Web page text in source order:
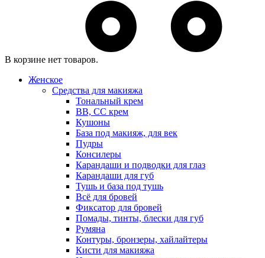
В корзине нет товаров.
Женское
Средства для макияжа
Тональный крем
BB, CC крем
Кушоны
База под макияж, для век
Пудры
Консилеры
Карандаши и подводки для глаз
Карандаши для губ
Тушь и база под тушь
Всё для бровей
Фиксатор для бровей
Помады, тинты, блески для губ
Румяна
Контуры, бронзеры, хайлайтеры
Кисти для макияжа